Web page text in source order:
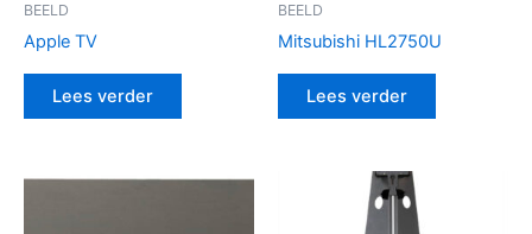
BEELD
Apple TV
Lees verder
BEELD
Mitsubishi HL2750U
Lees verder